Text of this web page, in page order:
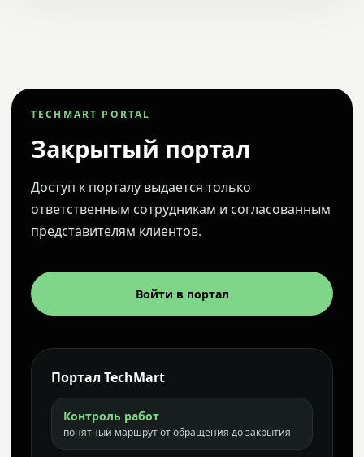
TECHMART PORTAL
Закрытый портал
Доступ к порталу выдается только
ответственным сотрудникам и согласованным
представителям клиентов.
Войти в портал
Портал TechMart
Контроль работ
понятный маршрут от обращения до закрытия